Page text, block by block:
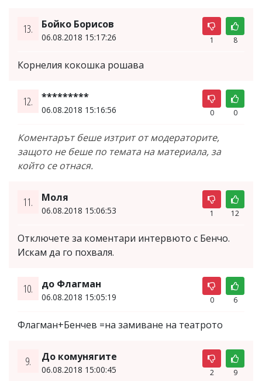
13. Бойко Борисов
06.08.2018 15:17:26 1 8
Корнелия кокошка рошава
12. *********
06.08.2018 15:16:56 0 0
Коментарът беше изтрит от модераторите,
защото не беше по темата на материала, за
който се отнася.
11. Моля
06.08.2018 15:06:53 1 12
Отключете за коментари интервюто с Бенчо.
Искам да го похваля.
10. до Флагман
06.08.2018 15:05:19 0 6
Флагман+Бенчев =на замиване на театрото
9. До комунягите
06.08.2018 15:00:45 2 9